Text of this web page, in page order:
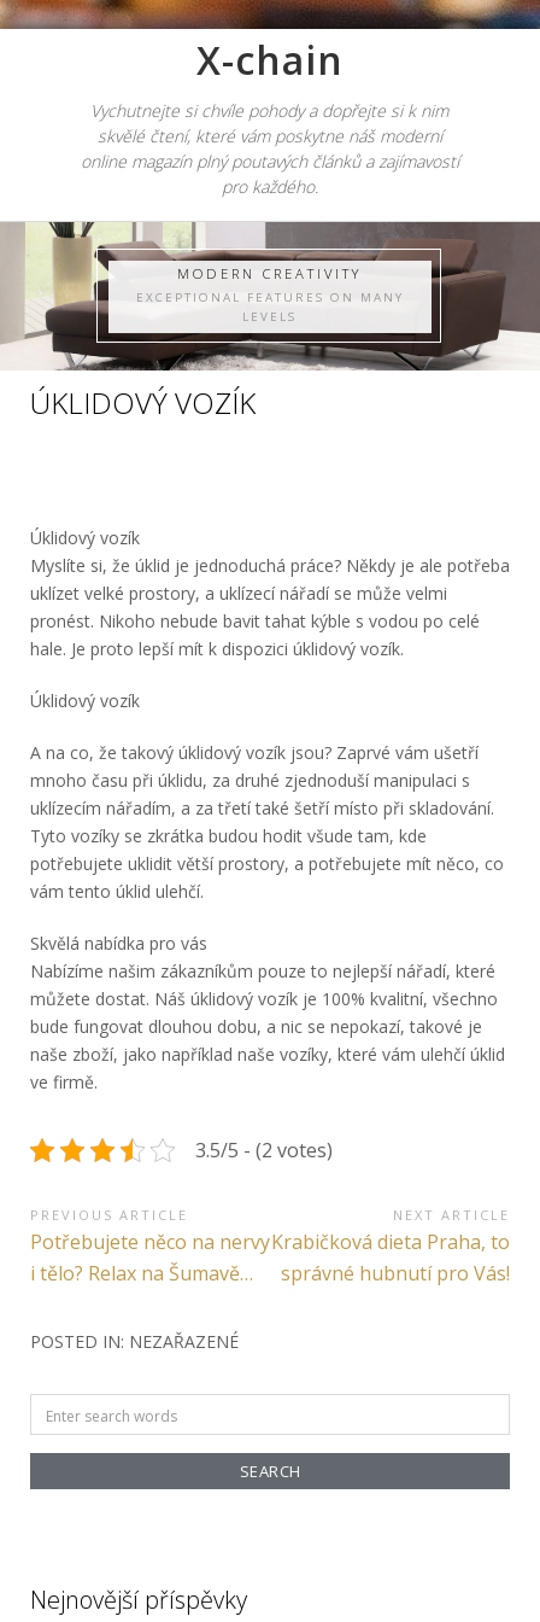
X-chain
Vychutnejte si chvíle pohody a dopřejte si k nim
skvělé čtení, které vám poskytne náš moderní
online magazín plný poutavých článků a zajímavostí
pro každého.
MODERN CREATIVITY
EXCEPTIONAL FEATURES ON MANY
LEVELS
ÚKLIDOVÝ VOZÍK
Úklidový vozík
Myslíte si, že úklid je jednoduchá práce? Někdy je ale potřeba
uklízet velké prostory, a uklízecí nářadí se může velmi
pronést. Nikoho nebude bavit tahat kýble s vodou po celé
hale. Je proto lepší mít k dispozici úklidový vozík.
Úklidový vozík
A na co, že takový úklidový vozík jsou? Zaprvé vám ušetří
mnoho času při úklidu, za druhé zjednoduší manipulaci s
uklízecím nářadím, a za třetí také šetří místo při skladování.
Tyto vozíky se zkrátka budou hodit všude tam, kde
potřebujete uklidit větší prostory, a potřebujete mít něco, co
vám tento úklid ulehčí.
Skvělá nabídka pro vás
Nabízíme našim zákazníkům pouze to nejlepší nářadí, které
můžete dostat. Náš úklidový vozík je 100% kvalitní, všechno
bude fungovat dlouhou dobu, a nic se nepokazí, takové je
naše zboží, jako například naše vozíky, které vám ulehčí úklid
ve firmě.
3.5/5 - (2 votes)
Navigace
pro
PREVIOUS ARTICLE
Previous
Article:
Potřebujete něco na nervy
i tělo? Relax na Šumavě…
NEXT ARTICLE
Next
Article:
Krabičková dieta Praha, to
správné hubnutí pro Vás!
POSTED IN: NEZAŘAZENÉ
Search
for:
Nejnovější příspěvky